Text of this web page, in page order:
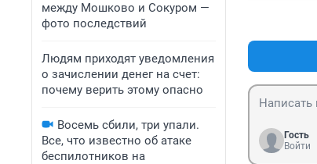
между Мошково и Сокуром —
фото последствий
Людям приходят уведомления
о зачислении денег на счет:
почему верить этому опасно
Восемь сбили, три упали.
Все, что известно об атаке
беспилотников на
Гость
Войти